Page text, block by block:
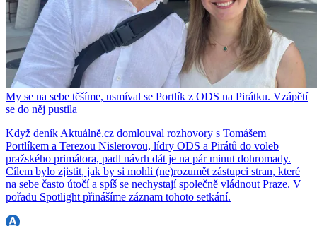
My se na sebe těšíme, usmíval se Portlík z ODS na Pirátku. Vzápětí
se do něj pustila
Když deník Aktuálně.cz domlouval rozhovory s Tomášem
Portlíkem a Terezou Nislerovou, lídry ODS a Pirátů do voleb
pražského primátora, padl návrh dát je na pár minut dohromady.
Cílem bylo zjistit, jak by si mohli (ne)rozumět zástupci stran, které
na sebe často útočí a spíš se nechystají společně vládnout Praze. V
pořadu Spotlight přinášíme záznam tohoto setkání.